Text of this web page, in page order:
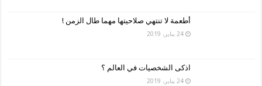
أطعمة لا تنتهي صلاحيتها مهما طال الزمن !
24 يناير، 2019
اذكى الشخصيات في العالم ؟
24 يناير، 2019